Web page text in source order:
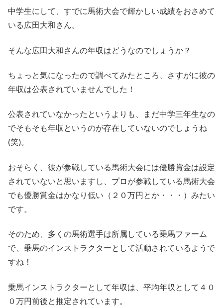
中学生にして、すでに馬術大会で輝かしい成績をおさめて
いる広田大和さん。
そんな広田大和さんの年収はどうなのでしょうか？
ちょっと気になったので調べてみたところ、さすがに彼の
年収は公表されていませんでした！
公表されていなかったというよりも、まだ中学三年生なの
でそもそも年収というのが存在していないのでしょうね
(笑)。
おそらく、彼が参戦している馬術大会には優勝賞金は設定
されていないと思いますし、プロが参戦している馬術大会
でも優勝賞金はかなり低い（２０万円とか・・・）みたい
です。
そのため、多くの馬術選手は所属している乗馬ファーム
で、乗馬のインストラクターとして活動されているようで
すね！
乗馬インストラクターとして年収は、平均年収として４０
０万円前後と推定されています。